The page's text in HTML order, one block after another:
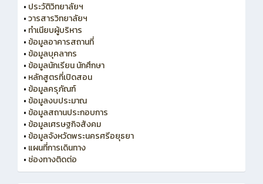
• ประวัติวิทยาลัยฯ
•วารสารวิทยาลัยฯ
• ทำเนียบผู้บริหาร
• ข้อมูลอาคารสถานที่
• ข้อมูลบุคลากร
• ข้อมูลนักเรียน นักศึกษา
• หลักสูตรที่เปิดสอน
• ข้อมูลครุภัณฑ์
• ข้อมูลงบประมาณ
• ข้อมูลสถานประกอบการ
• ข้อมูลเศรษฐกิจสังคม
• ข้อมูลจังหวัดพระนครศรีอยุธยา
• แผนที่การเดินทาง
• ช่องทางติดต่อ